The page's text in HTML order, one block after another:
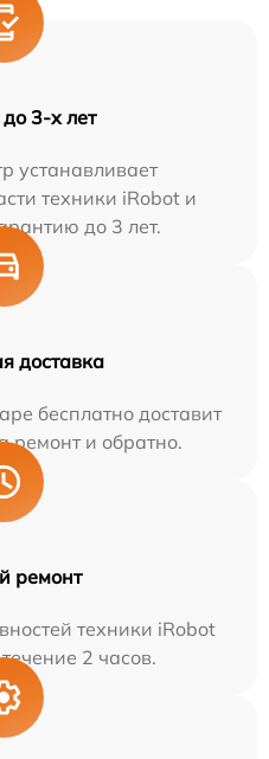
3-х лет
устанавливает
техники iRobot и
до 3 лет.
доставка
бесплатно доставит
ремонт и обратно.
ремонт
техники iRobot
2 часов.